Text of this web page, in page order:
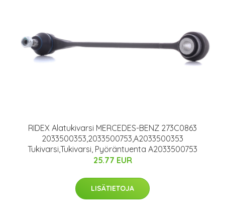
RIDEX Alatukivarsi MERCEDES-BENZ 273C0863
2033500353,2033500753,A2033500353
Tukivarsi,Tukivarsi, Pyöräntuenta A2033500753
25.77 EUR
LISÄTIETOJA